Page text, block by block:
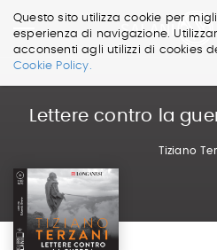
Questo sito utilizza cookie per
esperienza di navigazione.
acconsenti agli utilizzi di cookies
Cookie Policy.
Salta
SaltaLettere contro la
Tiziano